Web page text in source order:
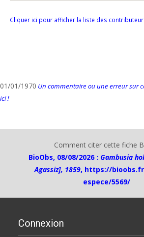
Cliquer ici pour afficher la liste des
01/01/1970 Un commentaire ou une erreur sur
ici !
Comment citer cette fiche
BioObs, 08/08/2026 : Gambusia
Agassiz], 1859, https://
espece/5569/
Connexion